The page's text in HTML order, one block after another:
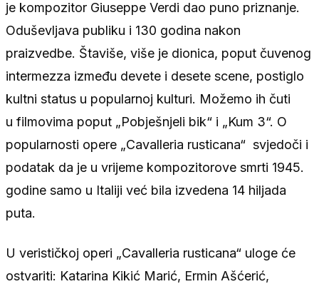
je kompozitor Giuseppe Verdi dao puno priznanje.
Oduševljava publiku i 130 godina nakon
praizvedbe. Štaviše, više je dionica, poput čuvenog
intermezza između devete i desete scene, postiglo
kultni status u popularnoj kulturi. Možemo ih čuti
u filmovima poput „Pobješnjeli bik“ i „Kum 3“. O
popularnosti opere „Cavalleria rusticana“ svjedoči i
podatak da je u vrijeme kompozitorove smrti 1945.
godine samo u Italiji već bila izvedena 14 hiljada
puta.
U verističkoj operi „Cavalleria rusticana“ uloge će
ostvariti: Katarina Kikić Marić, Ermin Ašćerić,